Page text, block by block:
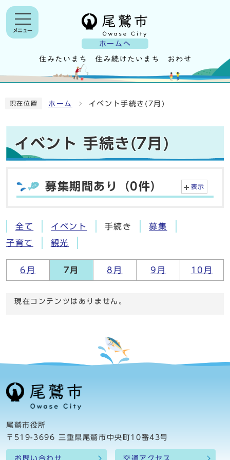
ホームへ
メニュー
現在位置 ホーム イベント手続き(7月)
イベント 手続き(7月)
募集期間あり（0件） 表示
全て イベント 手続き
募集
子育て
観光
6月 7月 8月 9月 10月
現在コンテンツはありません。
尾鷲市役所
〒519-3696 三重県尾鷲市中央町10番43号
お問い合わせ 交通アクセス